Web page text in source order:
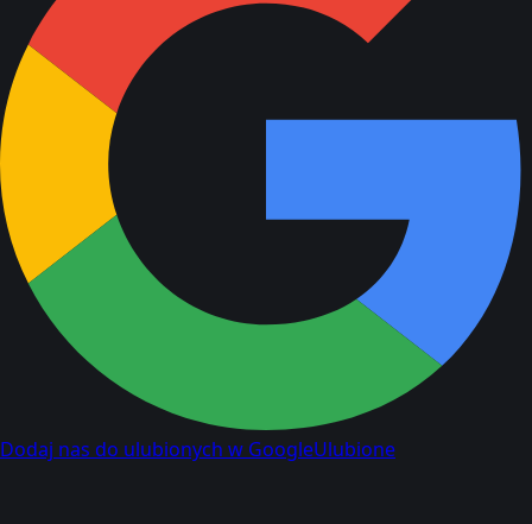
Dodaj nas do ulubionych w GoogleUlubione